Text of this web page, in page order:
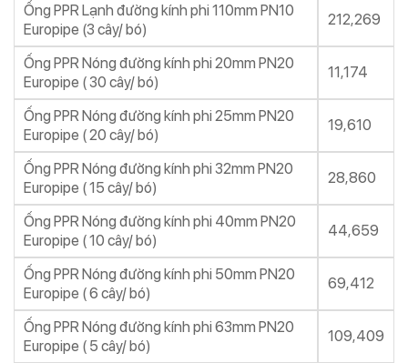
Ống PPR Lạnh đường kính phi 110mm PN10
Europipe (3 cây/ bó)
212,269
Ống PPR Nóng đường kính phi 20mm PN20
Europipe ( 30 cây/ bó)
11,174
Ống PPR Nóng đường kính phi 25mm PN20
Europipe ( 20 cây/ bó)
19,610
Ống PPR Nóng đường kính phi 32mm PN20
Europipe ( 15 cây/ bó)
28,860
Ống PPR Nóng đường kính phi 40mm PN20
Europipe ( 10 cây/ bó)
44,659
Ống PPR Nóng đường kính phi 50mm PN20
Europipe ( 6 cây/ bó)
69,412
Ống PPR Nóng đường kính phi 63mm PN20
Europipe ( 5 cây/ bó)
109,409